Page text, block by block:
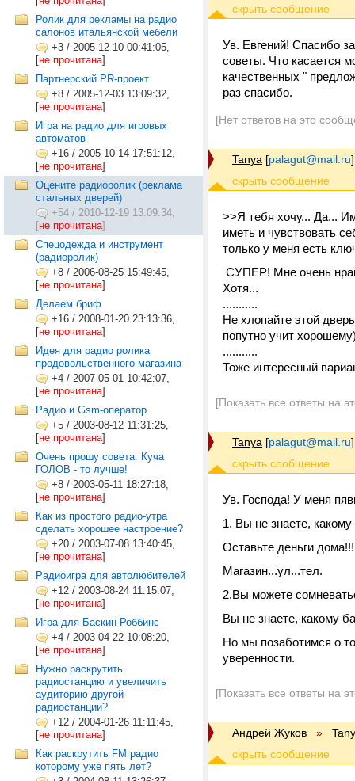
Ролик для рекламы на радио
салонов итальянской мебели
+3 / 2005-12-10 00:41:05,
[не прочитана]
Партнерский PR-проект
+8 / 2005-12-03 13:09:32,
[не прочитана]
Игра на радио для игровых
автоматов
+16 / 2005-10-14 17:51:12,
[не прочитана]
Оцените радиоролик (реклама
стальных дверей)
+54 / 2010-12-19 13:09:34,
[не прочитана]
Спецодежда и инструмент
(радиоролик)
+8 / 2006-08-25 15:49:45,
[не прочитана]
Делаем бриф
+16 / 2008-01-20 23:13:36,
[не прочитана]
Идея для радио ролика
продовольственного магазина
+4 / 2007-05-01 10:42:07,
[не прочитана]
Радио и Gsm-оператор
+5 / 2003-08-12 11:31:25,
[не прочитана]
Очень прошу совета. Куча
ГОЛОВ - то лучше!
+8 / 2003-05-11 18:27:18,
[не прочитана]
Как из простого радио-утра
сделать хорошее настроение?
+20 / 2003-07-08 13:40:45,
[не прочитана]
Радиоигра для автолюбителей
+12 / 2003-08-24 11:15:07,
[не прочитана]
Игра для Баскин Роббинс
+4 / 2003-04-22 10:08:20,
[не прочитана]
Нужно раскрутить
радиостанцию и увеличить
аудиторию другой
радиостанции?
+12 / 2004-01-26 11:11:45,
[не прочитана]
Как раскрутить FM радио
которому уже пять лет?
Ув. Евгений! Спасибо
советы. Что касается
качественных "
раз спасибо.
[Нет ответов на это
Tanya [palagut@mail.ru]
>>Я тебя хочу... Да...
иметь и чувствовать
только у меня есть
СУПЕР! Мне очень
Хотя...
...........
Не хлопайте этой
попутно учит
...........
Тоже интересный
[Показать все ответы на
Tanya [palagut@mail.ru]
Ув. Господа! У меня
1. Вы не знаете,
Оставьте деньги
Магазин...ул...тел.
2.Вы можете
Вы не знаете, какому
Но мы позаботимся о
уверенности.
[Показать все ответы на
Андрей Жуков »